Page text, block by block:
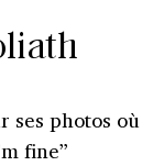
ses photos où
fine”